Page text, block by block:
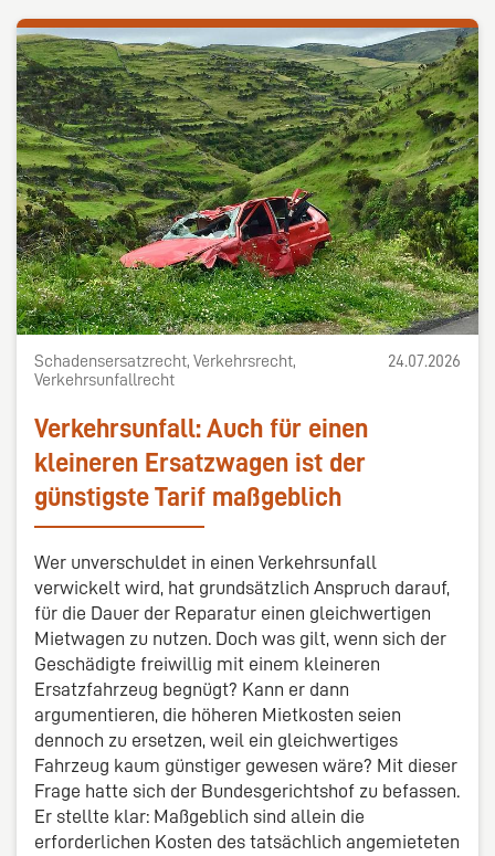
Schadensersatzrecht, Verkehrsrecht,
Verkehrsunfallrecht
24.07.2026
Verkehrsunfall: Auch für einen
kleineren Ersatzwagen ist der
günstigste Tarif maßgeblich
Wer unverschuldet in einen Verkehrsunfall
verwickelt wird, hat grundsätzlich Anspruch darauf,
für die Dauer der Reparatur einen gleichwertigen
Mietwagen zu nutzen. Doch was gilt, wenn sich der
Geschädigte freiwillig mit einem kleineren
Ersatzfahrzeug begnügt? Kann er dann
argumentieren, die höheren Mietkosten seien
dennoch zu ersetzen, weil ein gleichwertiges
Fahrzeug kaum günstiger gewesen wäre? Mit dieser
Frage hatte sich der Bundesgerichtshof zu befassen.
Er stellte klar: Maßgeblich sind allein die
erforderlichen Kosten des tatsächlich angemieteten